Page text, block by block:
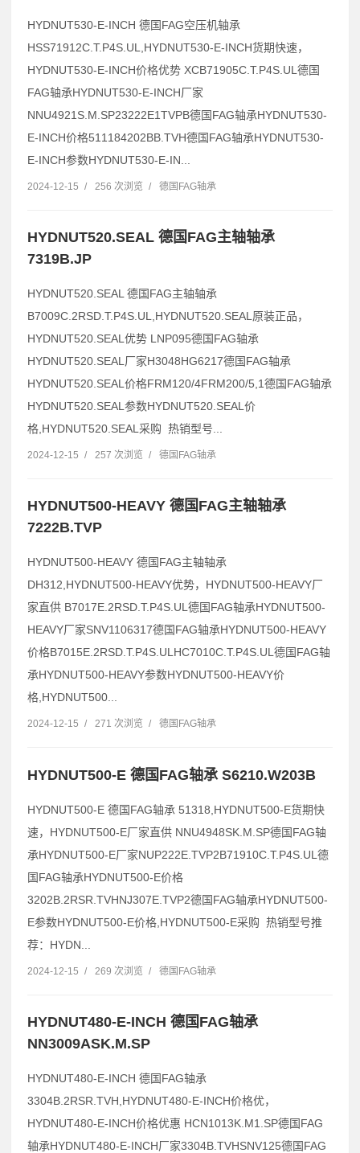
HYDNUT530-E-INCH 德国FAG空压机轴承
HSS71912C.T.P4S.UL,HYDNUT530-E-INCH货期快速，
HYDNUT530-E-INCH价格优势 XCB71905C.T.P4S.UL德国
FAG轴承HYDNUT530-E-INCH厂家
NNU4921S.M.SP23222E1TVPB德国FAG轴承HYDNUT530-
E-INCH价格511184202BB.TVH德国FAG轴承HYDNUT530-
E-INCH参数HYDNUT530-E-IN...
2024-12-15 / 256 次浏览 / 德国FAG轴承
HYDNUT520.SEAL 德国FAG主轴轴承
7319B.JP
HYDNUT520.SEAL 德国FAG主轴轴承
B7009C.2RSD.T.P4S.UL,HYDNUT520.SEAL原装正品，
HYDNUT520.SEAL优势 LNP095德国FAG轴承
HYDNUT520.SEAL厂家H3048HG6217德国FAG轴承
HYDNUT520.SEAL价格FRM120/4FRM200/5,1德国FAG轴承
HYDNUT520.SEAL参数HYDNUT520.SEAL价
格,HYDNUT520.SEAL采购 热销型号...
2024-12-15 / 257 次浏览 / 德国FAG轴承
HYDNUT500-HEAVY 德国FAG主轴轴承
7222B.TVP
HYDNUT500-HEAVY 德国FAG主轴轴承
DH312,HYDNUT500-HEAVY优势，HYDNUT500-HEAVY厂
家直供 B7017E.2RSD.T.P4S.UL德国FAG轴承HYDNUT500-
HEAVY厂家SNV1106317德国FAG轴承HYDNUT500-HEAVY
价格B7015E.2RSD.T.P4S.ULHC7010C.T.P4S.UL德国FAG轴
承HYDNUT500-HEAVY参数HYDNUT500-HEAVY价
格,HYDNUT500...
2024-12-15 / 271 次浏览 / 德国FAG轴承
HYDNUT500-E 德国FAG轴承 S6210.W203B
HYDNUT500-E 德国FAG轴承 51318,HYDNUT500-E货期快
速，HYDNUT500-E厂家直供 NNU4948SK.M.SP德国FAG轴
承HYDNUT500-E厂家NUP222E.TVP2B71910C.T.P4S.UL德
国FAG轴承HYDNUT500-E价格
3202B.2RSR.TVHNJ307E.TVP2德国FAG轴承HYDNUT500-
E参数HYDNUT500-E价格,HYDNUT500-E采购 热销型号推
荐：HYDN...
2024-12-15 / 269 次浏览 / 德国FAG轴承
HYDNUT480-E-INCH 德国FAG轴承
NN3009ASK.M.SP
HYDNUT480-E-INCH 德国FAG轴承
3304B.2RSR.TVH,HYDNUT480-E-INCH价格优，
HYDNUT480-E-INCH价格优惠 HCN1013K.M1.SP德国FAG
轴承HYDNUT480-E-INCH厂家3304B.TVHSNV125德国FAG